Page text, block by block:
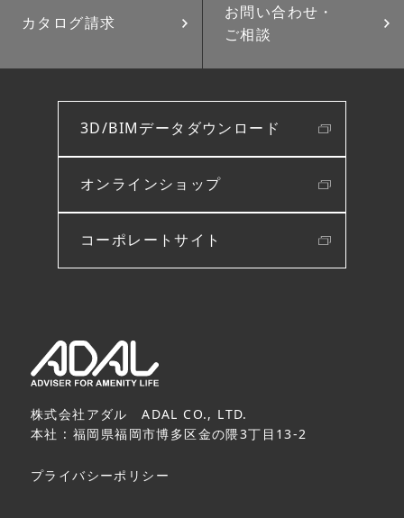
カタログ請求
お問い合わせ・
ご相談
3D/BIMデータダウンロード
オンラインショップ
コーポレートサイト
株式会社アダル ADAL CO., LTD.
本社 : 福岡県福岡市博多区金の隈3丁目13-2
プライバシーポリシー